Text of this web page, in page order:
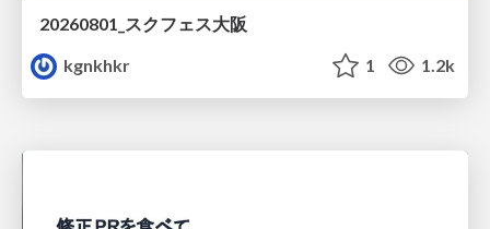
20260801_スクフェス大阪
kgnkhkr
1 1.2k